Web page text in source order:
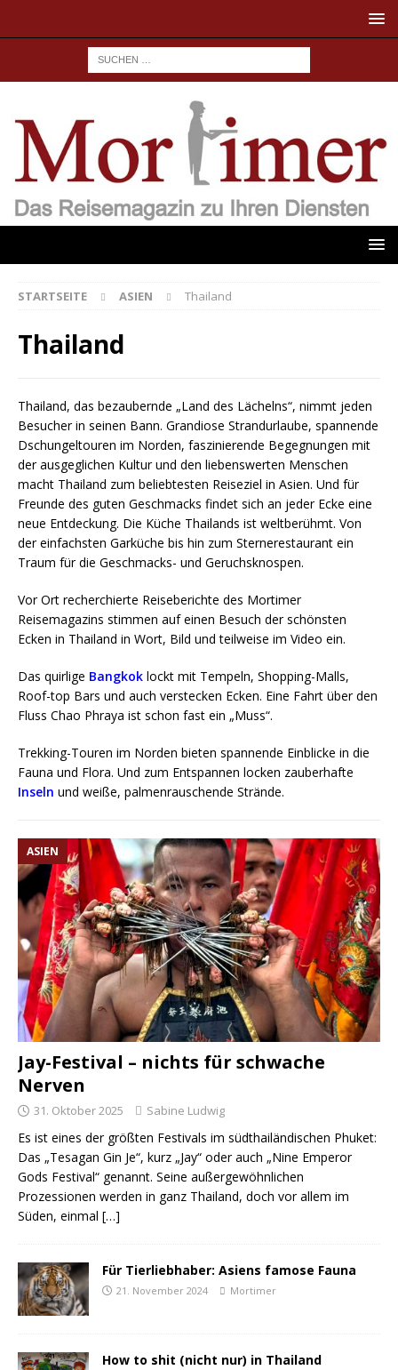
STARTSEITE ASIEN Thailand
Thailand
Thailand, das bezaubernde „Land des Lächelns“, nimmt jeden
Besucher in seinen Bann. Grandiose Strandurlaube, spannende
Dschungeltouren im Norden, faszinierende Begegnungen mit
der ausgeglichen Kultur und den liebenswerten Menschen
macht Thailand zum beliebtesten Reiseziel in Asien. Und für
Freunde des guten Geschmacks findet sich an jeder Ecke eine
neue Entdeckung. Die Küche Thailands ist weltberühmt. Von
der einfachsten Garküche bis hin zum Sternerestaurant ein
Traum für die Geschmacks- und Geruchsknospen.
Vor Ort recherchierte Reiseberichte des Mortimer
Reisemagazins stimmen auf einen Besuch der schönsten
Ecken in Thailand in Wort, Bild und teilweise im Video ein.
Das quirlige Bangkok lockt mit Tempeln, Shopping-Malls,
Roof-top Bars und auch verstecken Ecken. Eine Fahrt über den
Fluss Chao Phraya ist schon fast ein „Muss“.
Trekking-Touren im Norden bieten spannende Einblicke in die
Fauna und Flora. Und zum Entspannen locken zauberhafte
Inseln und weiße, palmenrauschende Strände.
ASIEN
Jay-Festival – nichts für schwache
Nerven
31. Oktober 2025 Sabine Ludwig
Es ist eines der größten Festivals im südthailändischen Phuket:
Das „Tesagan Gin Je“, kurz „Jay“ oder auch „Nine Emperor
Gods Festival“ genannt. Seine außergewöhnlichen
Prozessionen werden in ganz Thailand, doch vor allem im
Süden, einmal […]
Für Tierliebhaber: Asiens famose Fauna
21. November 2024 Mortimer
How to shit (nicht nur) in Thailand